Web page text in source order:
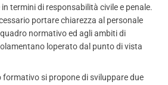
termini di responsabilità civile e penale.
portare chiarezza al personale
normativo ed agli ambiti di
loperato dal punto di vista
formativo si propone di sviluppare due